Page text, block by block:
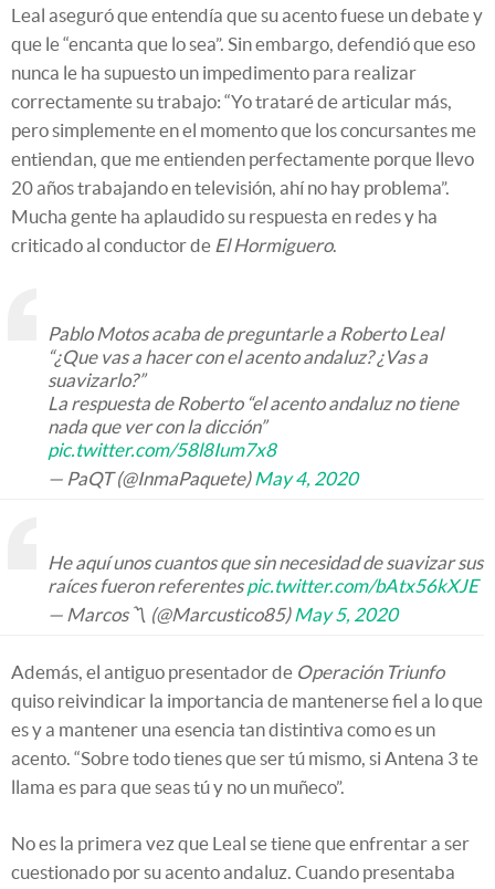
Leal aseguró que entendía que su acento fuese un debate y
que le “encanta que lo sea”. Sin embargo, defendió que eso
nunca le ha supuesto un impedimento para realizar
correctamente su trabajo: “Yo trataré de articular más,
pero simplemente en el momento que los concursantes me
entiendan, que me entienden perfectamente porque llevo
20 años trabajando en televisión, ahí no hay problema”.
Mucha gente ha aplaudido su respuesta en redes y ha
criticado al conductor de El Hormiguero.
Pablo Motos acaba de preguntarle a Roberto Leal
“¿Que vas a hacer con el acento andaluz? ¿Vas a
suavizarlo?”
La respuesta de Roberto “el acento andaluz no tiene
nada que ver con la dicción”
pic.twitter.com/58l8Ium7x8
— PaQT (@InmaPaquete)May 4, 2020
He aquí unos cuantos que sin necesidad de suavizar sus
raíces fueron referentespic.twitter.com/bAtx56kXJE
— Marcos〽️ (@Marcustico85)May 5, 2020
Además, el antiguo presentador de Operación Triunfo
quiso reivindicar la importancia de mantenerse fiel a lo que
es y a mantener una esencia tan distintiva como es un
acento. “Sobre todo tienes que ser tú mismo, si Antena 3 te
llama es para que seas tú y no un muñeco”.
No es la primera vez que Leal se tiene que enfrentar a ser
cuestionado por su acento andaluz. Cuando presentaba